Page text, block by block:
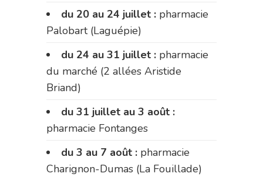
du 20 au 24 juillet : pharmacie
Palobart (Laguépie)
du 24 au 31 juillet : pharmacie
du marché (2 allées Aristide
Briand)
du 31 juillet au 3 août :
pharmacie Fontanges
du 3 au 7 août : pharmacie
Charignon-Dumas (La Fouillade)